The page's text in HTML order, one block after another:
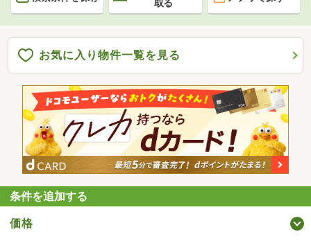
取る
お気に入り物件一覧を見る
条件を追加する
価格